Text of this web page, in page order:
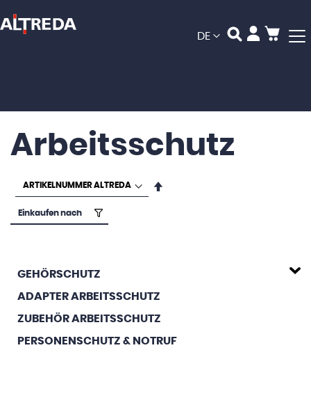
Sprache
DE Mein
Arbeitsschutz
GEHÖRSCHUTZ
ADAPTER ARBEITSSCHUTZ
ZUBEHÖR ARBEITSSCHUTZ
PERSONENSCHUTZ & NOTRUF
Einkaufen nach